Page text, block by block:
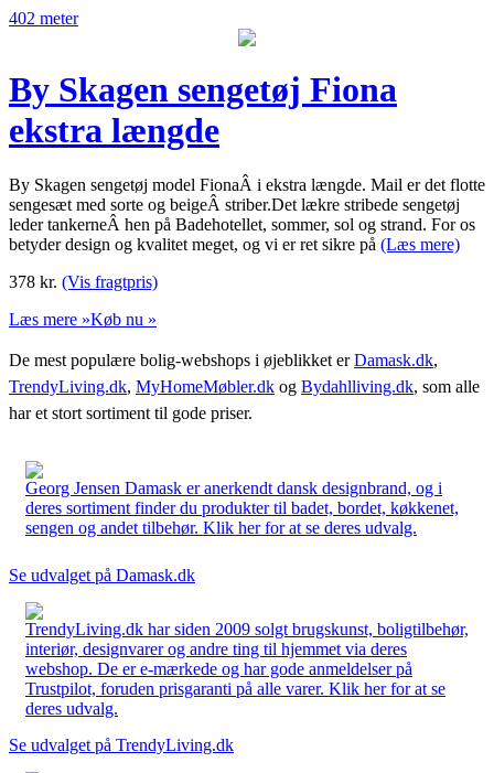
402 meter
By Skagen sengetøj Fiona
ekstra længde
By Skagen sengetøj model FionaÂ i ekstra længde. Mail er det flotte
sengesæt med sorte og beigeÂ striber.Det lækre stribede sengetøj
leder tankerneÂ hen på Badehotellet, sommer, sol og strand. For os
betyder design og kvalitet meget, og vi er ret sikre på (Læs mere)
378 kr. (Vis fragtpris)
Læs mere »Køb nu »
De mest populære bolig-webshops i øjeblikket erDamask.dk,
TrendyLiving.dk, MyHomeMøbler.dk og Bydahlliving.dk, som alle
har et stort sortiment til gode priser.
Georg Jensen Damask er anerkendt dansk designbrand, og i
deres sortiment finder du produkter til badet, bordet, køkkenet,
sengen og andet tilbehør. Klik her for at se deres udvalg.
Se udvalget på Damask.dk
TrendyLiving.dk har siden 2009 solgt brugskunst, boligtilbehør,
interiør, designvarer og andre ting til hjemmet via deres
webshop. De er e-mærkede og har gode anmeldelser på
Trustpilot, foruden prisgaranti på alle varer. Klik her for at se
deres udvalg.
Se udvalget på TrendyLiving.dk